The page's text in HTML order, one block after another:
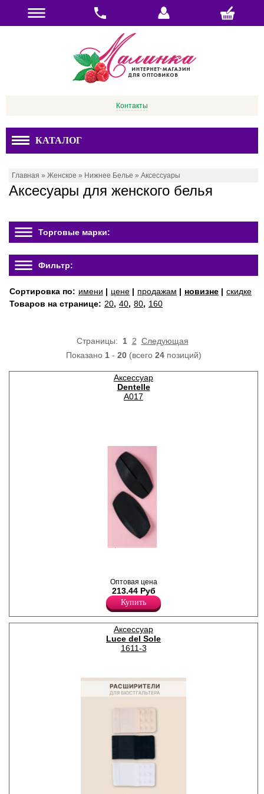
Контакты
КАТАЛОГ
Главная » Женское » Нижнее Белье » Аксессуары
Аксесуары для женского белья
Торговые марки:
Фильтр:
Сортировка по: имени | цене | продажам | новизне | скидке
Товаров на странице: 20, 40, 80, 160
Страницы: 1 2 Следующая
Показано 1- 20(всего 24позиций)
Аксессуар
Dentelle
A017
натирания от бретелей на
плечах из-за тяжелой груди.
Оптовая цена
213.44 Руб
Купить
Аксессуар
Luce del Sole
1611-3